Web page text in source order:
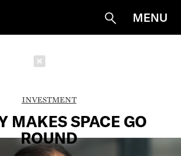
Suche
MENU
INVESTMENT
MAKES SPACE GO
ROUND